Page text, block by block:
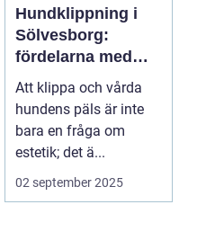
Hundklippning i
Sölvesborg:
fördelarna med
professionell
pälsvård
Att klippa och vårda
hundens päls är inte
bara en fråga om
estetik; det ä...
02 september 2025